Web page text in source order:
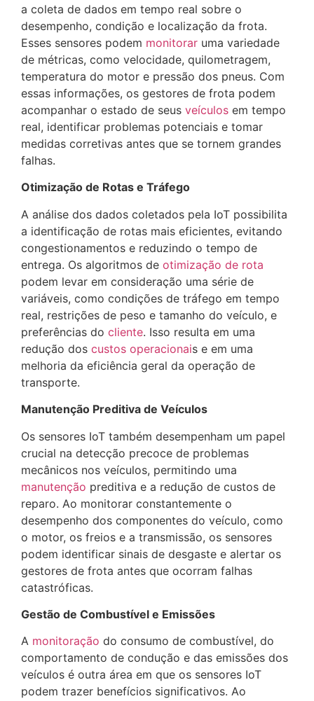
a coleta de dados em tempo real sobre o
desempenho, condição e localização da frota.
Esses sensores podem monitorar uma variedade
de métricas, como velocidade, quilometragem,
temperatura do motor e pressão dos pneus. Com
essas informações, os gestores de frota podem
acompanhar o estado de seus veículos em tempo
real, identificar problemas potenciais e tomar
medidas corretivas antes que se tornem grandes
falhas.
Otimização de Rotas e Tráfego
A análise dos dados coletados pela IoT possibilita
a identificação de rotas mais eficientes, evitando
congestionamentos e reduzindo o tempo de
entrega. Os algoritmos de otimização de rota
podem levar em consideração uma série de
variáveis, como condições de tráfego em tempo
real, restrições de peso e tamanho do veículo, e
preferências do cliente. Isso resulta em uma
redução dos custos operacionais e em uma
melhoria da eficiência geral da operação de
transporte.
Manutenção Preditiva de Veículos
Os sensores IoT também desempenham um papel
crucial na detecção precoce de problemas
mecânicos nos veículos, permitindo uma
manutenção preditiva e a redução de custos de
reparo. Ao monitorar constantemente o
desempenho dos componentes do veículo, como
o motor, os freios e a transmissão, os sensores
podem identificar sinais de desgaste e alertar os
gestores de frota antes que ocorram falhas
catastróficas.
Gestão de Combustível e Emissões
A monitoração do consumo de combustível, do
comportamento de condução e das emissões dos
veículos é outra área em que os sensores IoT
podem trazer benefícios significativos. Ao